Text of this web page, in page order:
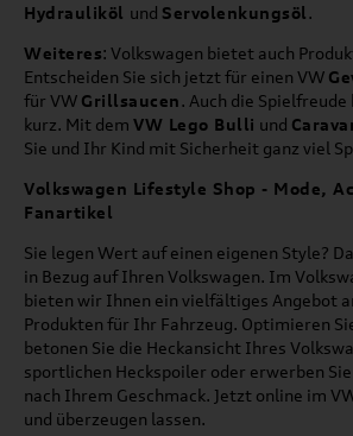
Hydrauliköl und Servolenkungsöl.
Weiteres: Volkswagen bietet auch
Entscheiden Sie sich jetzt für einen VW
für VW Grillsaucen. Auch die
kurz. Mit dem VW Lego Bulli und
Sie und Ihr Kind mit Sicherheit ganz viel
Volkswagen Lifestyle Shop - Mode,
Fanartikel
Sie legen Wert auf einen eigenen Style?
in Bezug auf Ihren Volkswagen. Im
bieten wir Ihnen ein vielfältiges Angebot
Produkten für Ihr Fahrzeug. Optimieren
betonen Sie die Heckansicht Ihres
sportlichen Heckspoiler oder erwerben
nach Ihrem Geschmack. Jetzt online im
und überzeugen lassen.